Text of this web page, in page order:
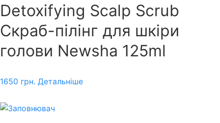
Detoxifying Scalp Scrub
Скраб-пілінг для шкіри
голови Newsha 125ml
1650 грн. Детальніше